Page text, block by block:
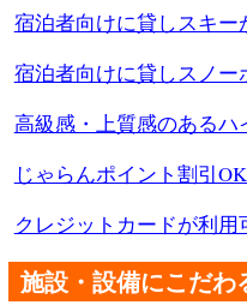
宿泊者向けに貸しスキー
宿泊者向けに貸しスノー
高級感・上質感のあるハ
じゃらんポイント割引
クレジットカードが利用
施設・設備にこだわ